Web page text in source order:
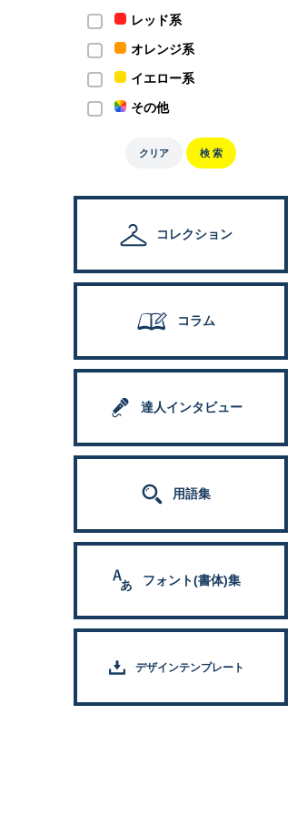
レッド系
オレンジ系
イエロー系
その他
クリア 検 索
コレクション
コラム
達人インタビュー
用語集
フォント(書体)集
デザインテンプレート